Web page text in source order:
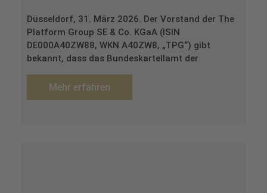
Düsseldorf, 31. März 2026. Der Vorstand der The
Platform Group SE & Co. KGaA (ISIN
DE000A40ZW88, WKN A40ZW8, „TPG“) gibt
bekannt, dass das Bundeskartellamt der
Mehr erfahren